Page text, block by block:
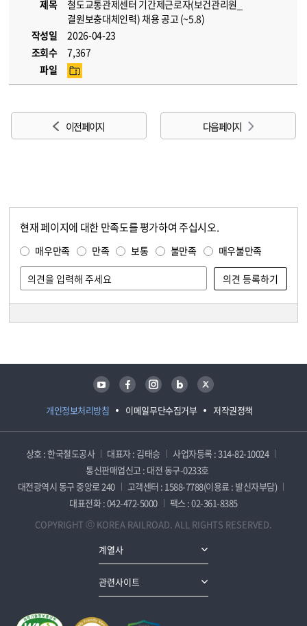
제목
철도교통관제센터 기간제근로자(보건관리원_
결원보충대체인력) 채용 공고 (~5.8)
작성일
2026-04-23
조회수
7,367
파일
이전 페이지 다음 페이지
현재 페이지에 대한 만족도를 평가하여 주십시오.
매우만족 만족 보통 불만족 매우불만족
개인정보처리방침 이메일무단수집거부 저작권정책
유튜브 페이스북 인스타그램 블로그 트위터
상호 : 한국철도공사 대표자 : 김태승
사업자등록 : 314-82-10024
통신판매업신고 : 대전 동구-0233호
대전광역시 동구 중앙로 240
고객센터 : 1588-7788(이용료 : 발신자부담)
대표전화 : 042-472-5000
팩스 : 02-361-8385
COPYRIGHT ⓒ KOREA RAILROAD. ALL RIGHTS RESERVED.
계열사
관련사이트